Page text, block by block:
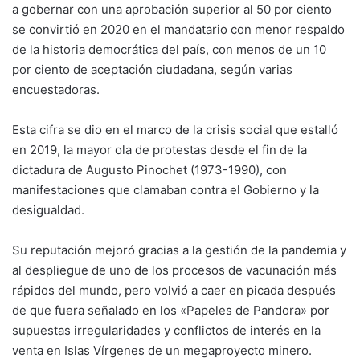
a gobernar con una aprobación superior al 50 por ciento
se convirtió en 2020 en el mandatario con menor respaldo
de la historia democrática del país, con menos de un 10
por ciento de aceptación ciudadana, según varias
encuestadoras.
Esta cifra se dio en el marco de la crisis social que estalló
en 2019, la mayor ola de protestas desde el fin de la
dictadura de Augusto Pinochet (1973-1990), con
manifestaciones que clamaban contra el Gobierno y la
desigualdad.
Su reputación mejoró gracias a la gestión de la pandemia y
al despliegue de uno de los procesos de vacunación más
rápidos del mundo, pero volvió a caer en picada después
de que fuera señalado en los «Papeles de Pandora» por
supuestas irregularidades y conflictos de interés en la
venta en Islas Vírgenes de un megaproyecto minero.